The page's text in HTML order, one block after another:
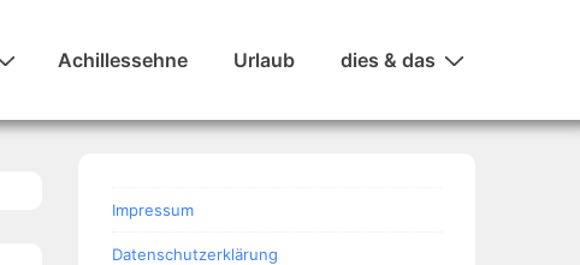
Achillessehne Urlaub dies & das
Impressum
Datenschutzerklärung